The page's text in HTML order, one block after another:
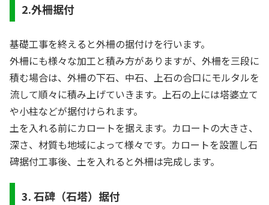
2.外柵据付
基礎工事を終えると外柵の据付けを行います。
外柵にも様々な加工と積み方がありますが、外柵を三段に
積む場合は、外柵の下石、中石、上石の合口にモルタルを
流して順々に積み上げていきます。上石の上には塔婆立て
や小柱などが据付けられます。
土を入れる前にカロートを据えます。カロートの大きさ、
深さ、材質も地域によって様々です。カロートを設置し石
碑据付工事後、土を入れると外柵は完成します。
3. 石碑（石塔）据付